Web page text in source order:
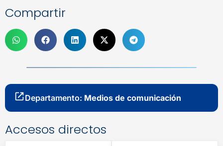
Compartir
Departamento: Medios de comunicación
Accesos directos